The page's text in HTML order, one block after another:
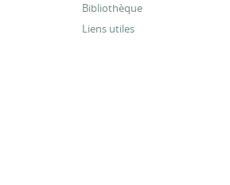
Bibliothèque
Liens utiles